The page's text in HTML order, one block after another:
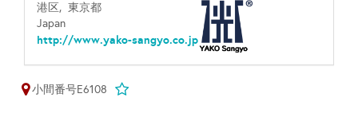
港区, 東京都
Japan
http://www.yako-sangyo.co.jp
小間番号E6108